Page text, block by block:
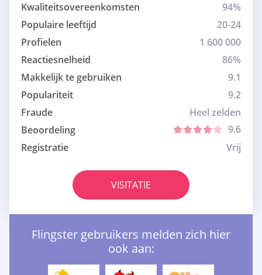
Kwaliteitsovereenkomsten
94%
Populaire leeftijd
20-24
Profielen
1 600 000
Reactiesnelheid
86%
Makkelijk te gebruiken
9.1
Populariteit
9.2
Fraude
Heel zelden
Beoordeling
9.6
Registratie
Vrij
VISITATIE
Flingster gebruikers melden zich hier
ook aan: